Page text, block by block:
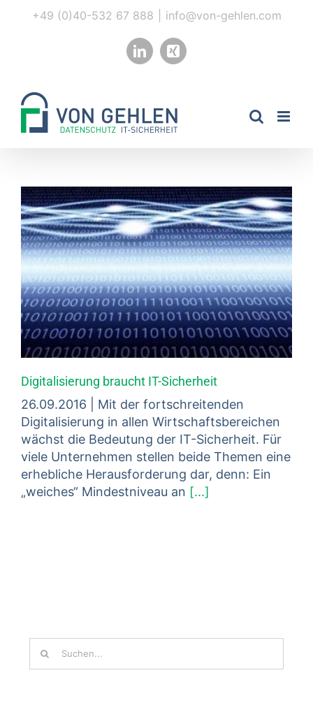
+49 (0)40-532 67 888 info@von-gehlen.com
LinkedIn
Xing
Digitalisierung braucht IT-Sicherheit
26.09.2016 | Mit der fortschreitenden
Digitalisierung in allen Wirtschaftsbereichen
wächst die Bedeutung der IT-Sicherheit. Für
viele Unternehmen stellen beide Themen eine
erhebliche Herausforderung dar, denn: Ein
„weiches“ Mindestniveau an [...]